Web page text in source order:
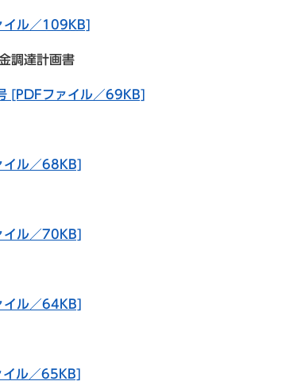
イル／109KB]
調達計画書
[PDFファイル／69KB]
イル／68KB]
イル／70KB]
イル／64KB]
イル／65KB]